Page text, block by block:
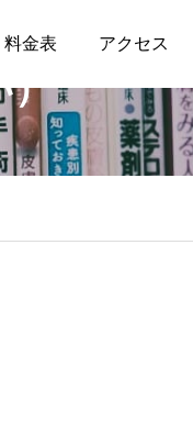
料金表 アクセス
）